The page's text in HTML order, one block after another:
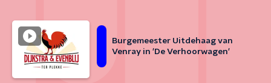
Burgemeester Uitdehaag van
Venray in 'De Verhoorwagen'